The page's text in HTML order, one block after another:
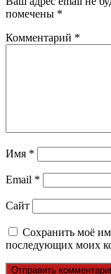
помечены *
Комментарий *
Имя *
Email *
Сайт
Сохранить моё
последующих моих